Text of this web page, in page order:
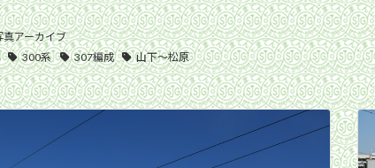
真アーカイブ
300系 307編成 山下〜松原